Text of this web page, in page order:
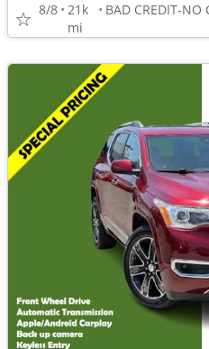
8/8 21k
mi